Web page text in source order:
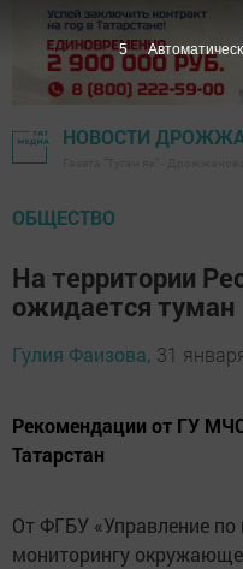
НОВОСТИ
ОБЩЕСТВО
На территории
ожидается туман
Гулия Фаизова, 31
Рекомендации от ГУ
Татарстан
От ФГБУ «Управление по
мониторингу
4